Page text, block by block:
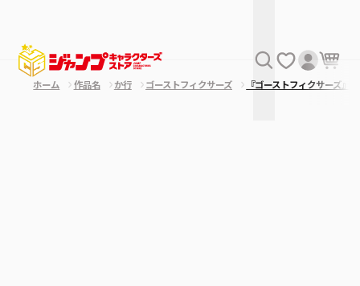
ホーム 作品名 か行 ゴーストフィクサーズ 『ゴーストフィクサーズ